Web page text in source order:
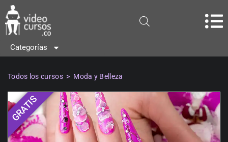
Categorías
Todos los cursos> Moda y Belleza
GRATIS